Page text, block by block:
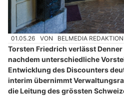
01.05.26 VON BELMEDIA REDAKTION
Torsten Friedrich verlässt
nachdem unterschiedliche
Entwicklung des Discounters
interim übernimmt
die Leitung des grössten